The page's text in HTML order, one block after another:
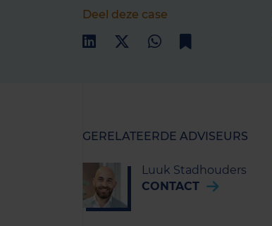
Deel deze case
GERELATEERDE ADVISEURS
Luuk Stadhouders
CONTACT